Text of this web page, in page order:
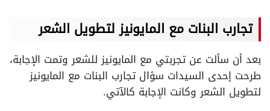
تجارب البنات مع المايونيز لتطويل الشعر
بعد أن سألت عن تجربتي مع المايونيز للشعر وتمت الإجابة،
طرحت إحدى السيدات سؤال تجارب البنات مع المايونيز
لتطويل الشعر وكانت الإجابة كالآتي.